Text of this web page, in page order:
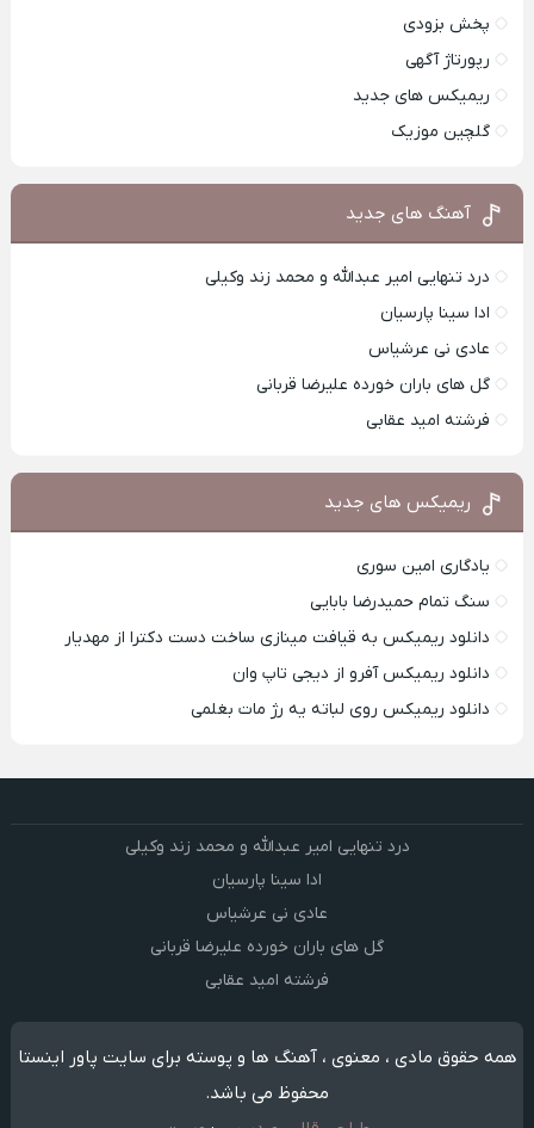
پخش بزودی
رپورتاژ آگهی
ریمیکس های جدید
گلچین موزیک
آهنگ های جدید
درد تنهایی امیر عبدالله و محمد زند وکیلی
ادا سینا پارسیان
عادی نی عرشیاس
گل های باران خورده علیرضا قربانی
فرشته امید عقابی
ریمیکس های جدید
یادگاری امین سوری
سنگ تمام حمیدرضا بابایی
دانلود ریمیکس به قیافت مینازی ساخت دست دکترا از مهدیار
دانلود ریمیکس آفرو از ديجی تاپ وان
دانلود ریمیکس روی لباته یه رژ مات بغلمی
درد تنهایی امیر عبدالله و محمد زند وکیلی
ادا سینا پارسیان
عادی نی عرشیاس
گل های باران خورده علیرضا قربانی
فرشته امید عقابی
همه حقوق مادی ، معنوی ، آهنگ ها و پوسته برای سایت پاور اینستا
محفوظ می باشد.